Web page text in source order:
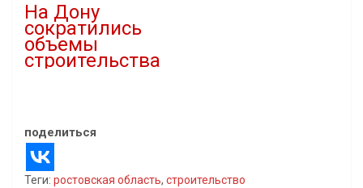
На Дону
сократились
объемы
строительства
поделиться
Теги: ростовская область, строительство